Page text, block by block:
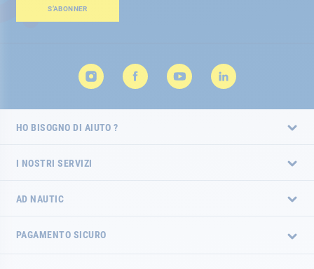
Newsletter:S’ABONNER
HO BISOGNO DI AIUTO ?
I NOSTRI SERVIZI
AD NAUTIC
PAGAMENTO SICURO